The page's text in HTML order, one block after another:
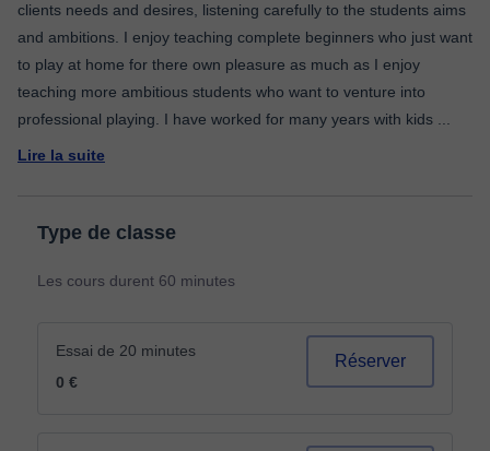
clients needs and desires, listening carefully to the students aims
and ambitions. I enjoy teaching complete beginners who just want
to play at home for there own pleasure as much as I enjoy
teaching more ambitious students who want to venture into
professional playing. I have worked for many years with kids
Lire la suite
Type de classe
Les cours durent 60 minutes
Essai de 20 minutes
0 €
Réserver